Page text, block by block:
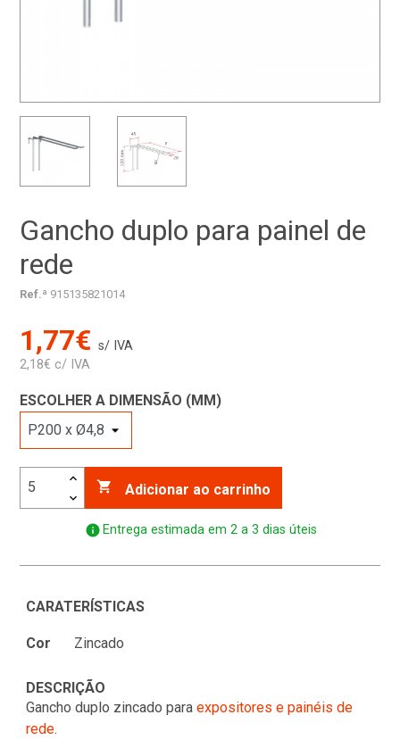
Gancho duplo para painel de
rede
Ref.ª 915135821014
1,77€ s/ IVA
2,18€ c/ IVA
ESCOLHER A DIMENSÃO (MM)
 Adicionar ao carrinho
info Entrega estimada em 2 a 3 dias úteis
CARATERÍSTICAS
Cor Zincado
DESCRIÇÃO
Gancho duplo zincado para expositores e painéis de
rede.